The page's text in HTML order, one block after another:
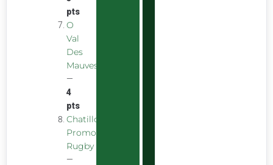
pts
O
Val
Des
Mauves
—
4
pts
Chatillon
Promotion
Rugby
—